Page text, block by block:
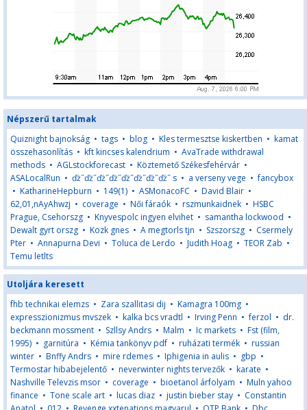
Népszerű tartalmak
Quiznight bajnokság • tags • blog • Kles termesztse kiskertben • kamat
összehasonlítás • kft kincses kalendrium • AvaTrade withdrawal
methods • AGLstockforecast • Köztemető Székesfehérvár •
ASALocalRun • ďż˝ďż˝ďż˝ďż˝ďż˝ďż˝ďż˝ďż˝ s • a verseny vege •fancybox
• KatharineHepburn • 149(1) • ASMonacoFC • David Blair •
62,01,nAyAhwzj • coverage • Női fáraók • rszmunkaidnek • HSBC
Prague, Csehorszg • Knyvespolc ingyen elvihet • samantha lockwood •
Dewalt gyrt orszg • Kozk gnes • A megtorls tjn • Szszorszg • Csermely
Pter • Annapurna Devi • Toluca de Lerdo • Judith Hoag • TEOR Zab •
Temu letlts
Utoljára keresett
fhb technikai elemzs • Zara szallitasi dij • Kamagra 100mg •
expresszionizmus mvszek • kalka bcs vradtl • Irving Penn •ferzol • dr.
beckmann mossment • Szllsy Andrs • Malm • Ic markets • Fst (film,
1995) • garnitúra • Kémia tankönyv pdf • ruházati termék • russian
winter • Bnffy Andrs • mire rdemes • Iphigenia in aulis • gbp •
Termostar hibabejelentő • neverwinter nights tervezők • karate •
Nashville Televzis msor • coverage • bioetanol árfolyam • Muln yahoo
finance • Tone scale art • lucas diaz • justin bieber stay • Constantin